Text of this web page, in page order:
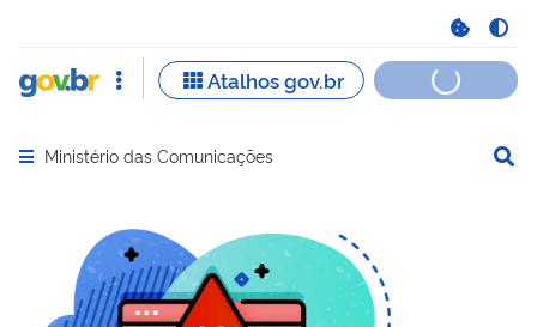
Abrir menu principal de navegação
Ministério das Comunicações